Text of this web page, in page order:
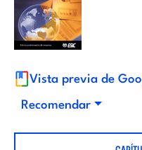
o
p
e
d
e
d
Vista previa de
Recomendar